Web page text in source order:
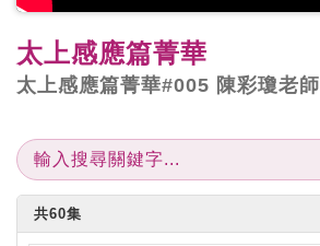
太上感應篇菁華
太上感應篇菁華#005 陳彩瓊老師
共60集